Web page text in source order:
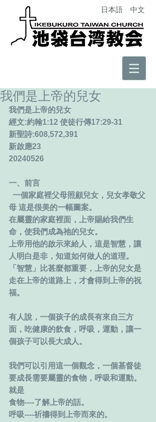
日本語 中文
我們是上帝的兒女
我們是上帝的兒女
經文:約翰1:12 使徒行傳17:29-31
新聖詩:608,572,391
新啟應23
20240526
一、前言
一個家庭裡父母照顧兒女，兒女孝敬父
母 這是很美的一幅圖案。
在屬靈的家庭裡面，上帝賜給我們生
命，使我們成為祂的兒女。
上帝用他的啟示來給人，這是智慧，讓
人明白是非，知道如何做人的道理。
「智慧」比甚麼都重要，上帝的兒女是
走在上帝的道路上，才會得到上帝的祝
福。
有人說，一個孩子的成長有來自三方
面，吃健康的飲食，呼吸，運動，讓一
個孩子可以長大成人。
我們可以引用這一個觀念，一個基督徒
要成長需要屬靈的食物，呼吸和運動。
就是
食物----了解上帝的話。
呼吸----祈禱得到上帝而來的。